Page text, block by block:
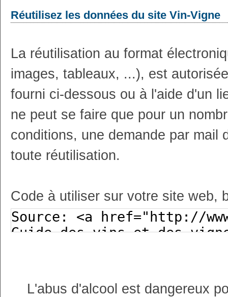
Réutilisez les données du site Vin-Vigne
La réutilisation au format
images, tableaux, ...), est
fourni ci-dessous ou à l'aide d'un
ne peut se faire que pour un
conditions, une demande par mail
toute réutilisation.
Code à utiliser sur votre site web,
L'abus d'alcool est dangereux